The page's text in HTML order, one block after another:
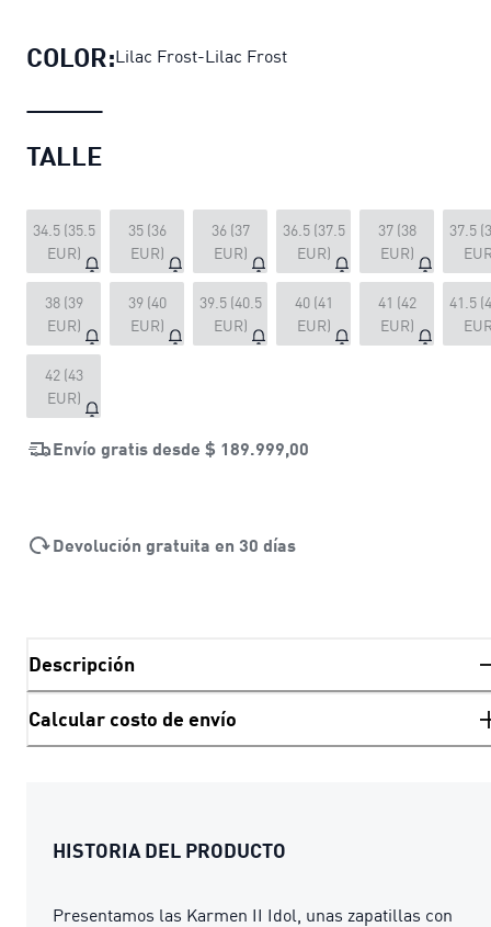
COLOR:Lilac Frost-Lilac Frost
TALLE
34.5 (35.5
EUR)
35 (36
EUR)
36 (37
EUR)
36.5 (37.5
EUR)
37 (38
EUR)
37.5
38 (39
EUR)
39 (40
EUR)
39.5 (40.5
EUR)
40 (41
EUR)
41 (42
EUR)
41.5
42 (43
EUR)
Envío gratis desde $ 189.999,00
Devolución gratuita en 30 días
Descripción
Calcular costo de envío
HISTORIA DEL PRODUCTO
Presentamos las Karmen II Idol, unas zapatillas con